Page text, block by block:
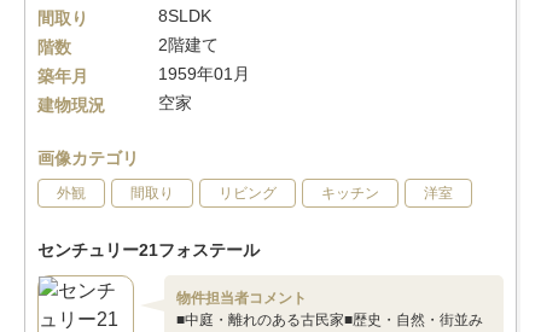
間取り
8SLDK
階数
2階建て
築年月
1959年01月
建物現況
空家
画像カテゴリ
外観 間取り リビング キッチン 洋室
センチュリー21フォステール
物件担当者コメント
■中庭・離れのある古民家■歴史・自然・街並み